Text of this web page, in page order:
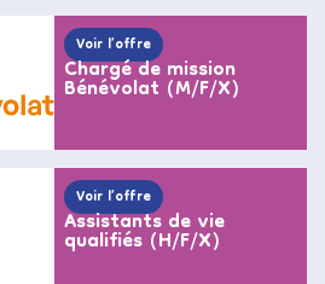
Voir l’offre
Chargé de mission
Bénévolat (M/F/X)
Voir l’offre
Assistants de vie
qualifiés (H/F/X)